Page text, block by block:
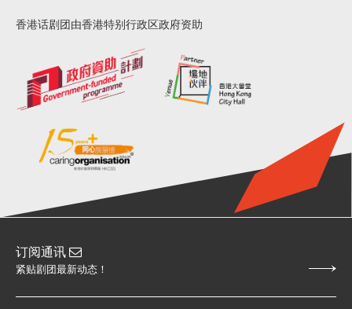
香港话剧团由香港特别行政区政府资助
订阅通讯
紧贴剧团最新动态！